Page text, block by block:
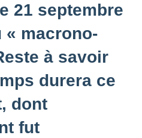
21 septembre
« macrono-
à savoir
durera ce
dont
fut